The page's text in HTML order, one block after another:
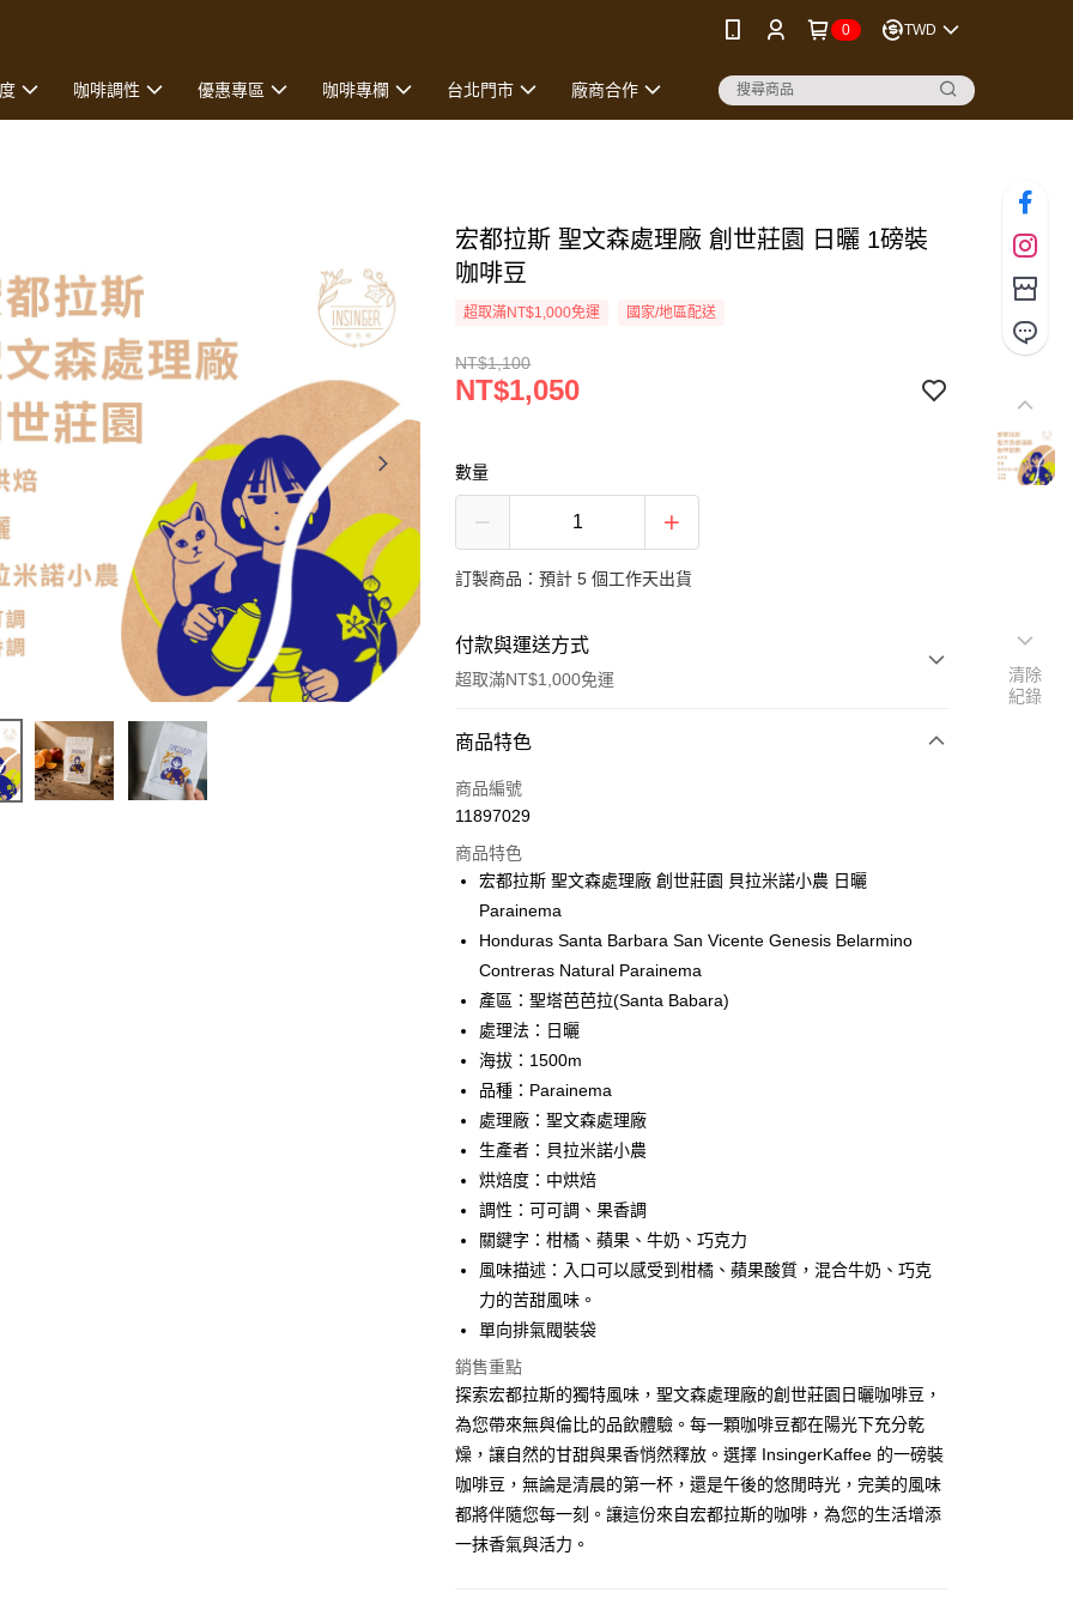
0 TWD
咖啡調性 優惠專區 咖啡專欄 台北門市 廠商合作
宏都拉斯 聖文森處理廠 創世莊園 日曬 1磅裝
咖啡豆
超取滿NT$1,000免運 國家/地區配送
NT$1,100
NT$1,050
數量
訂製商品：預計 5 個工作天出貨
付款與運送方式
超取滿NT$1,000免運
付款方式
信用卡一次付款
LINE Pay
Apple Pay
街口支付
悠遊付
Google Pay
全盈+PAY
AFTEE先享後付
【關於「AFTEE先享後付」】
AFTEE先享後付是「在收到商品之後才付款」的支付方式。 讓您購物簡單
便利好安心！
２．便利：只要手機號碼，簡訊認證，即可結帳。
３．安心：先確認商品／服務後，再付款。
【「AFTEE先享後付」結帳流程】
１．於結帳方式選擇「AFTEE先享後付」後，將跳轉至「AFTEE先享後
付」結帳頁面，進行簡訊認證並確認金額後，即可完成結帳。
２．訂單成立數日內，您將收到繳費通知簡訊。
３．收到繳費通知簡訊後14天內，點擊此簡訊中的連結，可透過四大超商
／ATM／網路銀行／等多元方式進行付款，方視為交易完成。
絡購買商品的店家。未經商家同意取消之訂單仍視為有效，需透過AFTEE
先享後付繳納相關費用。
※ 交易是否成功請以「AFTEE先享後付 」之結帳頁面顯示為準，若有關於
是否繳費成功／繳費後需取消欲退款等相關疑問，請聯繫「AFTEE先享後
Hami Point
相關說明
「Hami Point」為中華電信所提供之點數服務，可於會員專區綁定中華電
信會員帳號後，即可在購物車使用 Hami Point 折抵消費金額 (1點等於1
元)。
ATM付款
運送方式
全家《咖啡豆》
每筆NT$60，滿NT$1,000(含以上)免運費
付款後全家取貨
每筆NT$80，滿NT$1,000(含以上)免運費
7-11《咖啡豆》
商品特色
商品編號
11897029
商品特色
宏都拉斯 聖文森處理廠 創世莊園 貝拉米諾小農 日曬
Parainema
Honduras Santa Barbara San Vicente Genesis Belarmino
Contreras Natural Parainema
產區：聖塔芭芭拉(Santa Babara)
處理法：日曬
海拔：1500m
品種：Parainema
處理廠：聖文森處理廠
生產者：貝拉米諾小農
烘焙度：中烘焙
調性：可可調、果香調
關鍵字：柑橘、蘋果、牛奶、巧克力
風味描述：入口可以感受到柑橘、蘋果酸質，混合牛奶、巧克
力的苦甜風味。
單向排氣閥裝袋
銷售重點
探索宏都拉斯的獨特風味，聖文森處理廠的創世莊園日曬咖啡豆，
為您帶來無與倫比的品飲體驗。每一顆咖啡豆都在陽光下充分乾
燥，讓自然的甘甜與果香悄然釋放。選擇 InsingerKaffee 的一磅裝
咖啡豆，無論是清晨的第一杯，還是午後的悠閒時光，完美的風味
都將伴隨您每一刻。讓這份來自宏都拉斯的咖啡，為您的生活增添
一抹香氣與活力。
清除
紀錄